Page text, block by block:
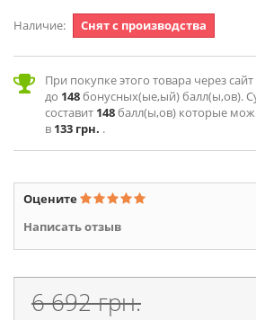
Наличие: Снят с производства
При покупке этого товара через
до 148бонусных(ые,ый) балл(ы,ов).
составит 148балл(ы,ов) которые
в 133 грн. .
Оцените
Написать отзыв
6 692 грн.